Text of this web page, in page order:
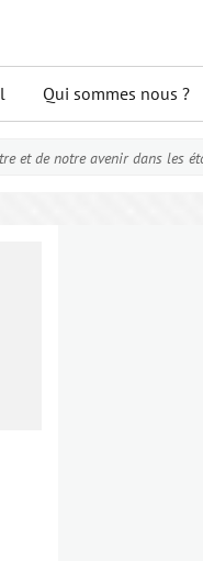
Qui sommes nous ?
et de notre avenir dans les